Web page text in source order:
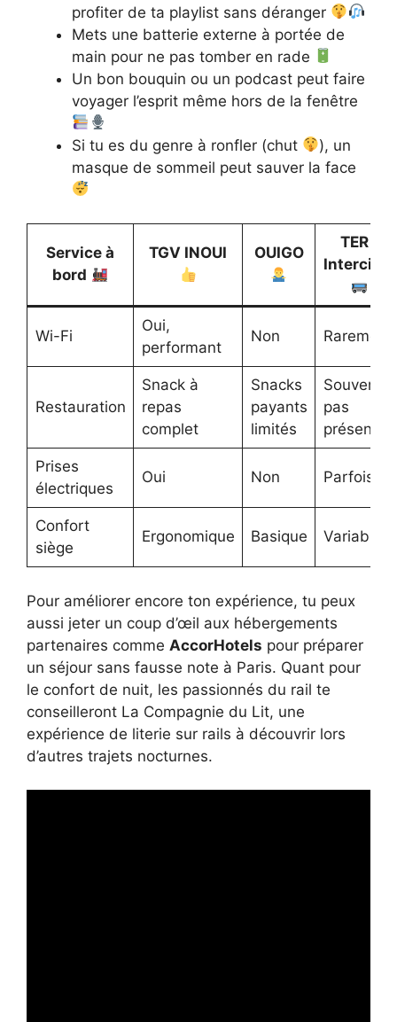
profiter de ta playlist sans déranger
Mets une batterie externe à portée de
main pour ne pas tomber en rade
Un bon bouquin ou un podcast peut faire
voyager l’esprit même hors de la fenêtre
Si tu es du genre à ronfler (chut
), un
masque de sommeil peut sauver la face
Service à
bord
TGV INOUI OUIGO
TER /
Intercités
Wi-Fi
Oui,
performant
Non Rarement
Restauration
Snack à
repas
complet
Snacks
payants
limités
Souvent
pas
présent
Prises
électriques
Oui Non Parfois
Confort
siège
Ergonomique Basique Variable
Pour améliorer encore ton expérience, tu peux
aussi jeter un coup d’œil aux hébergements
partenaires comme AccorHotels pour préparer
un séjour sans fausse note à Paris. Quant pour
le confort de nuit, les passionnés du rail te
conseilleront La Compagnie du Lit, une
expérience de literie sur rails à découvrir lors
d’autres trajets nocturnes.